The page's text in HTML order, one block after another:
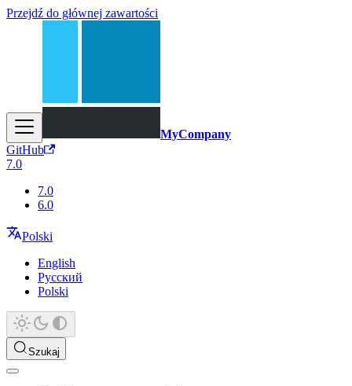
Przejdź do głównej zawartości
MyCompany
GitHub
7.0
7.0
6.0
Polski
English
Русский
Polski
Szukaj